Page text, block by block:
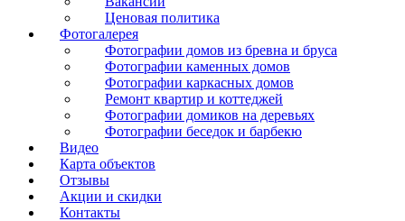
Ценовая политика
Фотогалерея
Фотографии домов из бревна и бруса
Фотографии каменных домов
Фотографии каркасных домов
Ремонт квартир и коттеджей
Фотографии домиков на деревьях
Фотографии беседок и барбекю
Видео
Карта объектов
Отзывы
Акции и скидки
Контакты